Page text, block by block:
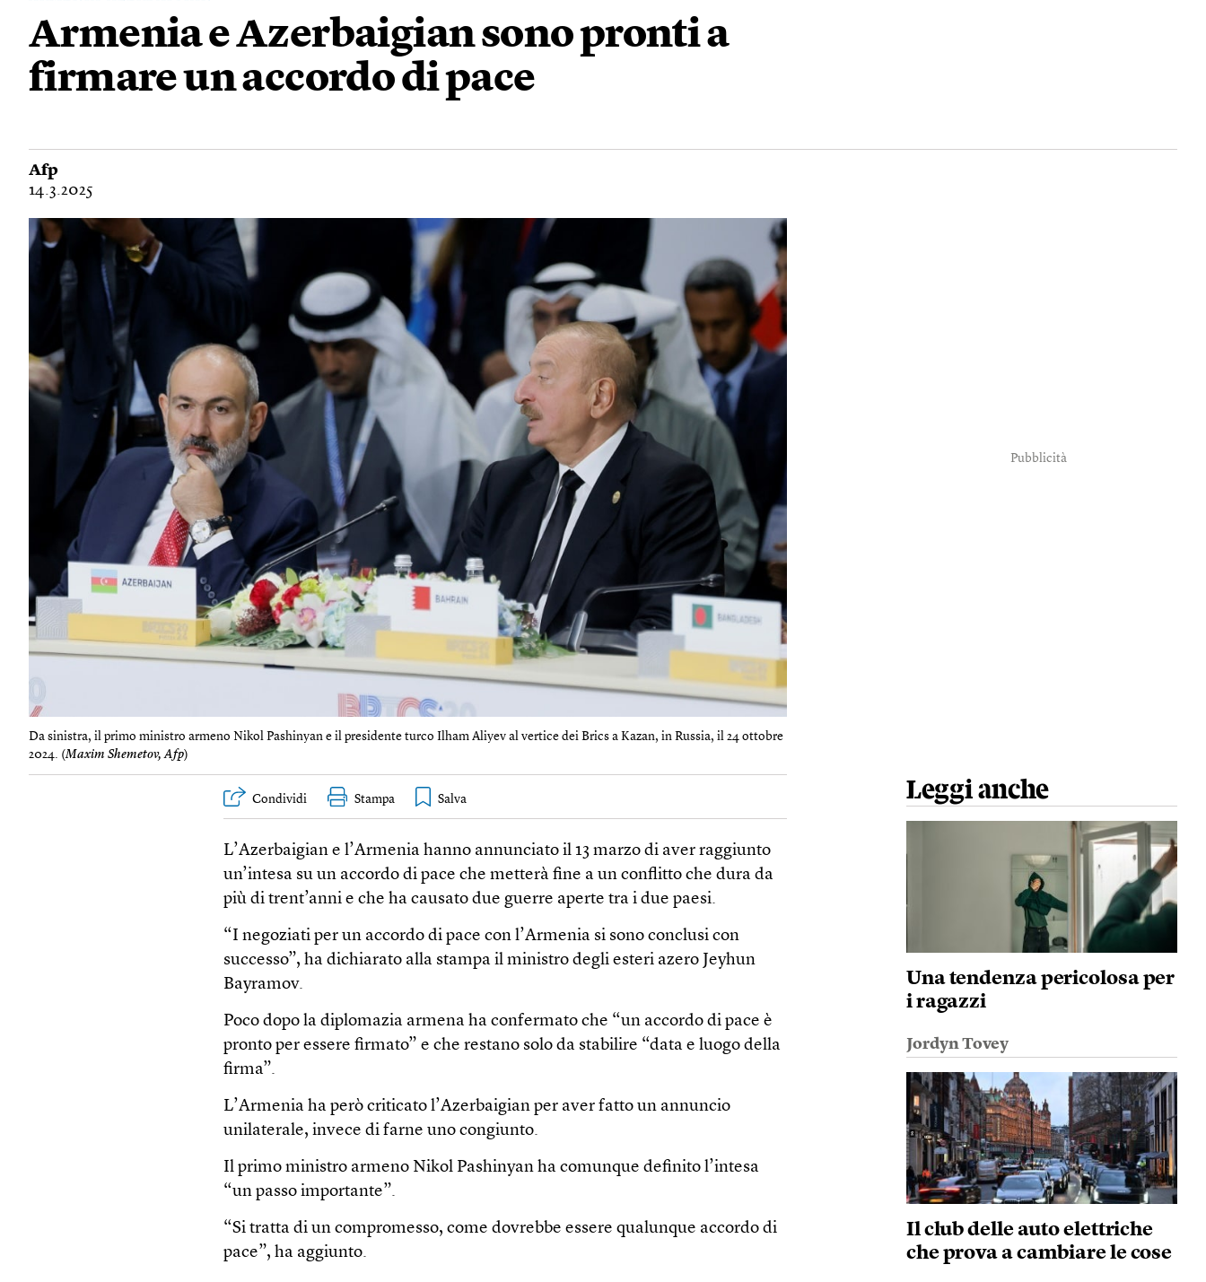
Armenia e Azerbaigian sono pronti a
firmare un accordo di pace
Afp
14.3.2025
Da sinistra, il primo ministro armeno Nikol Pashinyan e il presidente turco Ilham Aliyev al vertice dei Brics a Kazan, in Russia, il 24 ottobre
2024. (Maxim Shemetov, Afp)
Pubblicità
Condividi Stampa
L’Azerbaigian e l’Armenia hanno annunciato il 13 marzo di aver raggiunto
un’intesa su un accordo di pace che metterà fine a un conflitto che dura da
più di trent’anni e che ha causato due guerre aperte tra i due paesi.
“I negoziati per un accordo di pace con l’Armenia si sono conclusi con
successo”, ha dichiarato alla stampa il ministro degli esteri azero Jeyhun
Bayramov.
Poco dopo la diplomazia armena ha confermato che “un accordo di pace è
pronto per essere firmato” e che restano solo da stabilire “data e luogo della
firma”.
L’Armenia ha però criticato l’Azerbaigian per aver fatto un annuncio
unilaterale, invece di farne uno congiunto.
Il primo ministro armeno Nikol Pashinyan ha comunque definito l’intesa
“un passo importante”.
“Si tratta di un compromesso, come dovrebbe essere qualunque accordo di
pace”, ha aggiunto.
Leggi anche
Una tendenza pericolosa per
i ragazzi
Jordyn Tovey
Il club delle auto elettriche
che prova a cambiare le cose